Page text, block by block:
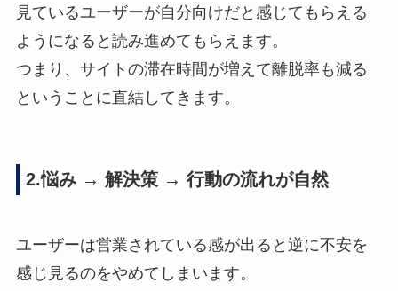
見ているユーザーが自分向けだと感じてもらえる
ようになると読み進めてもらえます。
つまり、サイトの滞在時間が増えて離脱率も減る
ということに直結してきます。
2.悩み → 解決策 → 行動の流れが自然
ユーザーは営業されている感が出ると逆に不安を
感じ見るのをやめてしまいます。